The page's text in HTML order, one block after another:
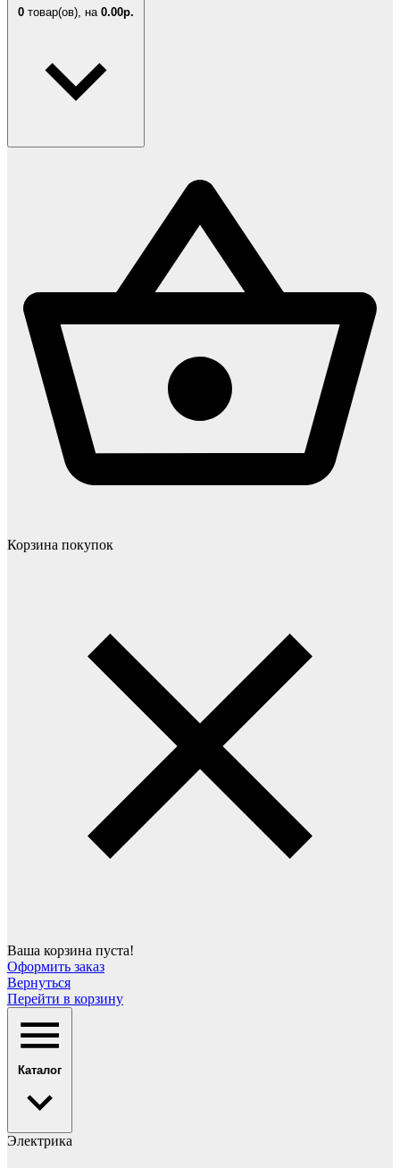
0 товар(ов), на 0.00р.
Корзина покупок
Ваша корзина пуста!
Оформить заказ
Вернуться
Перейти в корзину
Каталог
Электрика